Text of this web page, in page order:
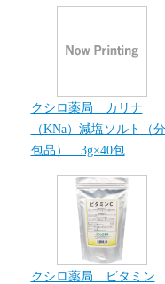
クシロ薬局 カリナ
（KNa）減塩ソルト（分
包品） 3g×40包
クシロ薬局 ビタミン